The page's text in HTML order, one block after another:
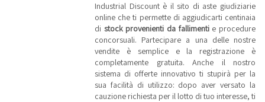
Industrial Discount è il sito di aste giudiziarie
online che ti permette di aggiudicarti centinaia
di stock provenienti da fallimentie procedure
concorsuali. Partecipare a una delle nostre
vendite è semplice e la registrazione è
completamente gratuita. Anche il nostro
sistema di offerte innovativo ti stupirà per la
sua facilità di utilizzo: dopo aver versato la
cauzione richiesta per il lotto di tuo interesse, ti